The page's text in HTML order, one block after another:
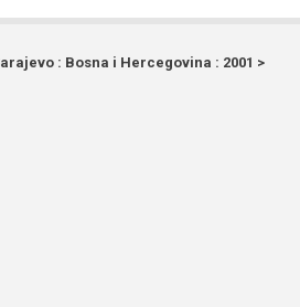
: Bosna i Hercegovina : 2001 >